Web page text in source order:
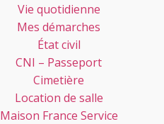
Vie quotidienne
Mes démarches
État civil
CNI – Passeport
Cimetière
Location de salle
Maison France Service